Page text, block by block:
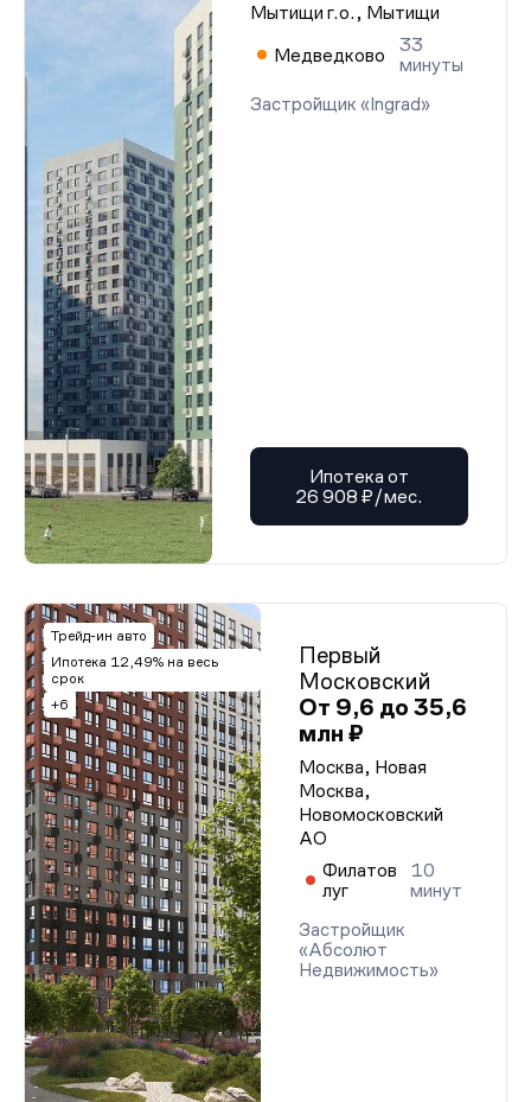
Мытищи г.о., Мытищи
Медведково
33
минуты
Застройщик «Ingrad»
Ипотека от
26 908 ₽/мес.
Трейд-ин авто
Ипотека 12,49% на весь
срок
+6
Первый
Московский
От 9,6 до 35,6
млн ₽
Москва, Новая
Москва,
Новомосковский
АО
Филатов
луг
10
минут
Застройщик
«Абсолют
Недвижимость»